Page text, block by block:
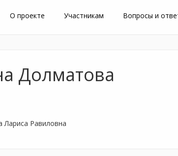
О проекте Участникам Вопросы и
Долматова
Лариса Равиловна